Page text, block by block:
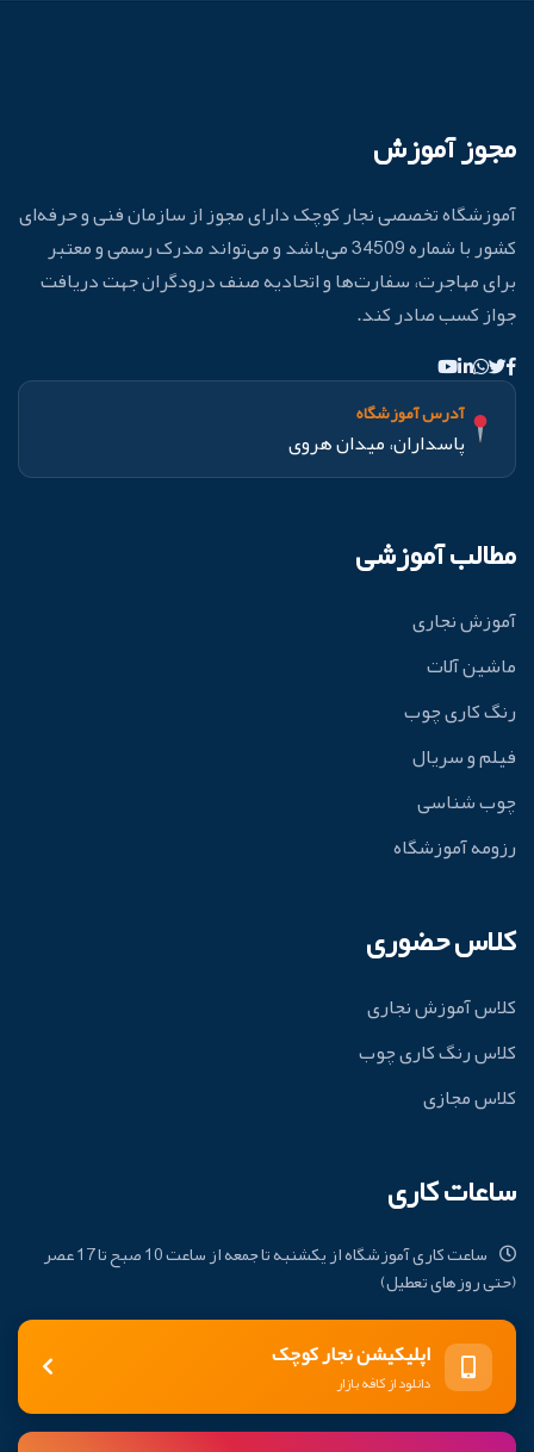
مجوز آموزش
آموزشگاه تخصصی نجار کوچک دارای مجوز از سازمان فنی و حرفه‌ای
کشور با شماره 34509 می‌باشد و می‌تواند مدرک رسمی و معتبر
برای مهاجرت، سفارت‌ها و اتحادیه صنف درودگران جهت دریافت
جواز کسب صادر کند.
آدرس آموزشگاه
پاسداران، میدان هروی
مطالب آموزشی
آموزش نجاری
ماشین آلات
رنگ کاری چوب
فیلم و سریال
چوب شناسی
رزومه آموزشگاه
کلاس حضوری
کلاس آموزش نجاری
کلاس رنگ کاری چوب
کلاس مجازی
ساعات کاری
ساعت کاری آموزشگاه از یکشنبه تا جمعه از ساعت 10 صبح تا 17 عصر
(حتی روزهای تعطیل)
اپلیکیشن نجار کوچک
دانلود از کافه بازار